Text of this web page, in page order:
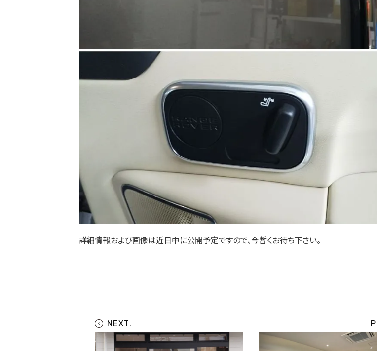
詳細情報および画像は近日中に公開予定ですので、今暫くお待ち下さい。